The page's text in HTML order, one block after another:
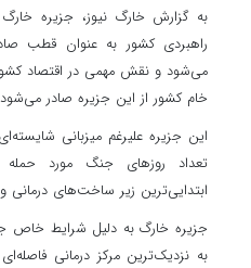
به گزارش خارگ نیوز، جزیره خارگ
راهبردی کشور به عنوان قطب
خام کشور از این جزیره صادر
این جزیره علیرغم میزبانی
تعداد روزهای جنگ مورد
ابتدایی‌ترین زیر ساخت‌های
جزیره خارگبه دلیل شرایط خاص